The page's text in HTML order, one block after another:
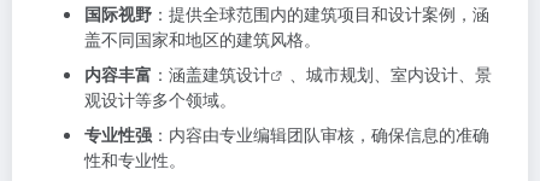
国际视野 ：提供全球范围内的建筑项目和设计案例，涵
盖不同国家和地区的建筑风格。
内容丰富 ：涵盖建筑设计
、城市规划、室内设计、景
观设计等多个领域。
专业性强 ：内容由专业编辑团队审核，确保信息的准确
性和专业性。